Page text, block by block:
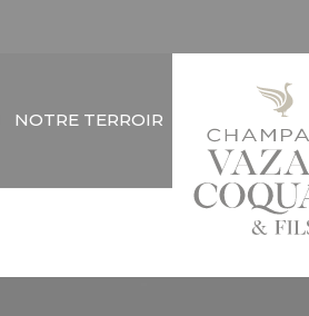
NOTRE TERROIR